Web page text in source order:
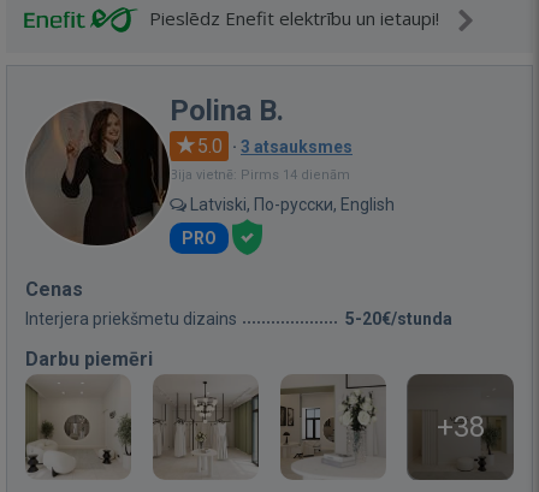
Pieslēdz Enefit elektrību un ietaupi!
Polina B.
5.0 · 3 atsauksmes
Bija vietnē: Pirms 14 dienām
Latviski, По-русски, English
PRO
Cenas
Interjera priekšmetu dizains 5-20€/stunda
Darbu piemēri
+38